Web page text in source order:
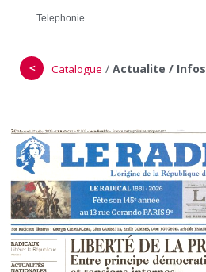
Telephonie
＜ Catalogue / Actualite / Infos